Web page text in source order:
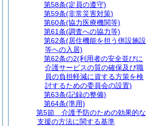
第58条(定員の遵守)
第59条(非常災害対策)
第60条(協力医療機関等)
第61条(調査への協力等)
第62条(居住機能を担う併設施設
等への入居)
第62条の2(利用者の安全並びに
介護サービスの質の確保及び職
員の負担軽減に資する方策を検
討するための委員会の設置)
第63条(記録の整備)
第64条(準用)
第5節
介護予防のための効果的な
支援の方法に関する基準